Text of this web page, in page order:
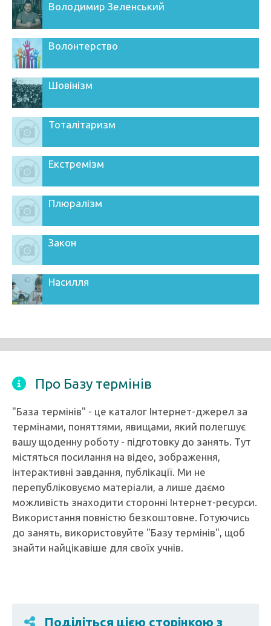
Володимир Зеленський
Волонтерство
Шовінізм
Тоталітаризм
Екстремізм
Плюралізм
Закон
Насилля
Про Базу термінів
"База термінів" - це каталог Інтернет-джерел за
термінами, поняттями, явищами, який полегшує
вашу щоденну роботу - підготовку до занять. Тут
містяться посилання на відео, зображення,
інтерактивні завдання, публікації. Ми не
перепубліковуємо матеріали, а лише даємо
можливість знаходити сторонні Інтернет-ресурси.
Використання повністю безкоштовне. Готуючись
до занять, використовуйте "Базу термінів", щоб
знайти найцікавіше для своїх учнів.
Поділіться цією сторінкою з